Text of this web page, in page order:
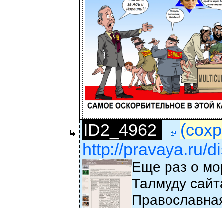
ID2_4962
http://pravaya.ru/
Еще раз о
Талмуду